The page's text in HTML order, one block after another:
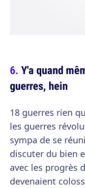
Y'a quand
guerres, hein
18 guerres rien
les guerres
sympa de se
discuter du bien
avec les progrès
devenaient